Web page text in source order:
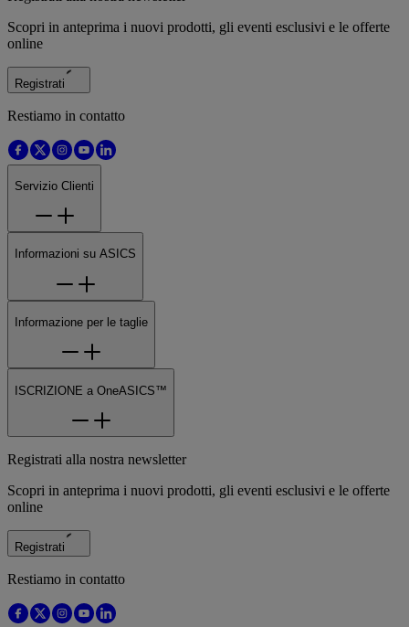
Scopri in anteprima i nuovi prodotti, gli eventi esclusivi e le offerte
online
Registrati
Restiamo in contatto
Servizio Clienti
Informazioni su ASICS
Informazione per le taglie
ISCRIZIONE a OneASICS™
Registrati alla nostra newsletter
Scopri in anteprima i nuovi prodotti, gli eventi esclusivi e le offerte
online
Registrati
Restiamo in contatto